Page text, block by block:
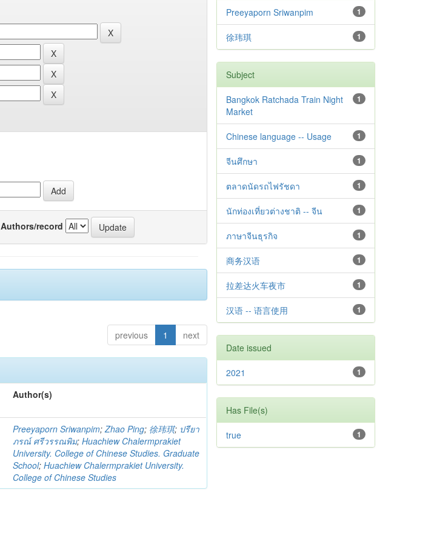
Authors/record
previous 1 next
Author(s)
Preeyaporn Sriwanpim;Zhao Ping; 徐玮琪; ปรียา
ภรณ์ ศรีวรรณพิม;Huachiew Chalermprakiet
University. College of Chinese Studies. Graduate
School;Huachiew Chalermprakiet University.
College of Chinese Studies
1
Preeyaporn Sriwanpim
1
徐玮琪
Subject
1
Bangkok Ratchada Train Night
Market
1
Chinese language -- Usage
1
จีนศึกษา
1
ตลาดนัดรถไฟรัชดา
1
นักท่องเที่ยวต่างชาติ -- จีน
1
ภาษาจีนธุรกิจ
1
商务汉语
1
拉差达火车夜市
1
汉语 -- 语言使用
Date issued
1
2021
Has File(s)
1
true